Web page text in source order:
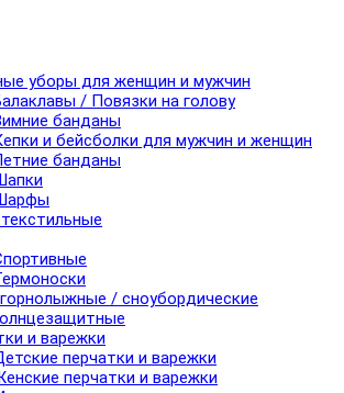
уборы для женщин и мужчин
/ Повязки на голову
банданы
и бейсболки для мужчин и женщин
банданы
/ сноубордические
и варежки
перчатки и варежки
перчатки и варежки